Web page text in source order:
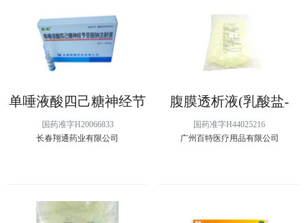
单唾液酸四己糖神经节
国药准字H20066833
长春翔通药业有限公司
腹膜透析液(乳酸盐-
国药准字H44025216
广州百特医疗用品有限公司